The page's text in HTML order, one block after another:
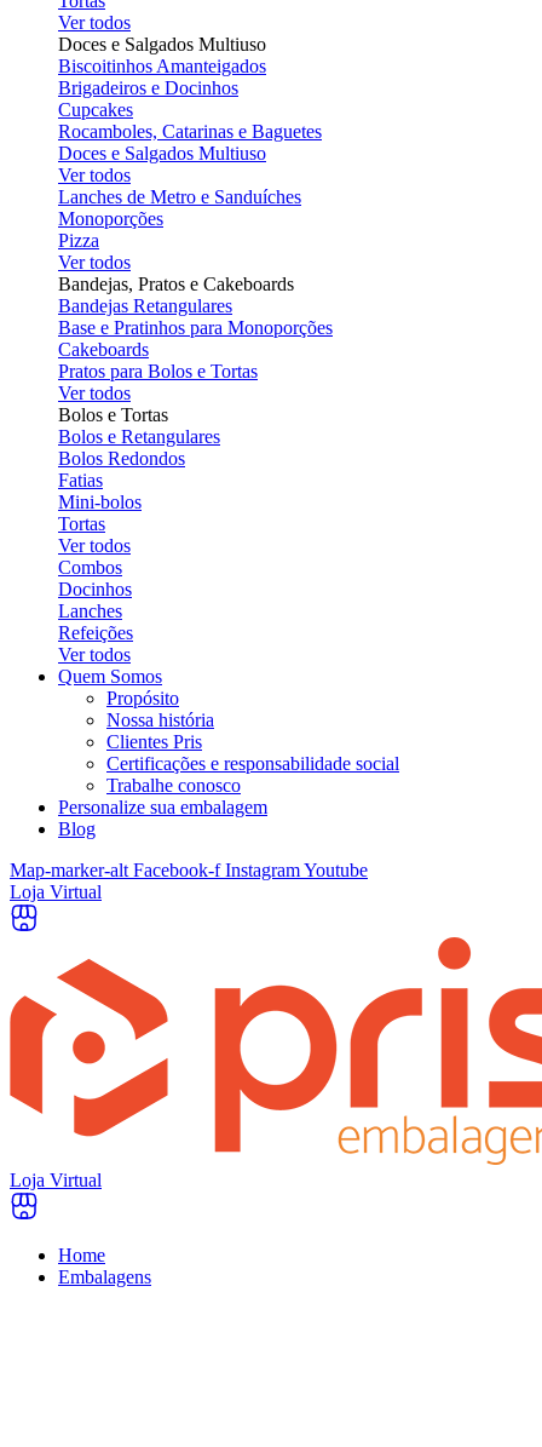
Ver todos
Doces e Salgados Multiuso
Biscoitinhos Amanteigados
Brigadeiros e Docinhos
Cupcakes
Rocamboles, Catarinas e Baguetes
Doces e Salgados Multiuso
Ver todos
Lanches de Metro e Sanduíches
Monoporções
Pizza
Ver todos
Bandejas, Pratos e Cakeboards
Bandejas Retangulares
Base e Pratinhos para Monoporções
Cakeboards
Pratos para Bolos e Tortas
Ver todos
Bolos e Tortas
Bolos e Retangulares
Bolos Redondos
Fatias
Mini-bolos
Tortas
Ver todos
Combos
Docinhos
Lanches
Refeições
Ver todos
Quem Somos
Propósito
Nossa história
Clientes Pris
Certificações e responsabilidade social
Trabalhe conosco
Personalize sua embalagem
Blog
Map-marker-alt Facebook-f InstagramYoutube
Loja Virtual
Loja Virtual
Home
Embalagens